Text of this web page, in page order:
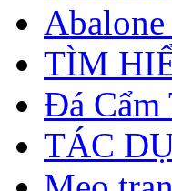
TÌM
Đá Cẩm
TÁC